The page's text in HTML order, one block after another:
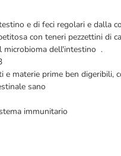
e di feci regolari e dalla
con teneri pezzettini di
microbioma dell'intestino .
materie prime ben digeribili,
sano
immunitario